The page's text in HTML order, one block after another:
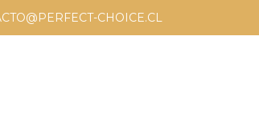
CHOICE.CL